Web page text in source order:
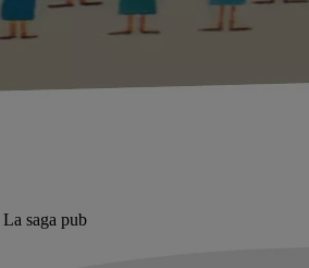
La saga pub